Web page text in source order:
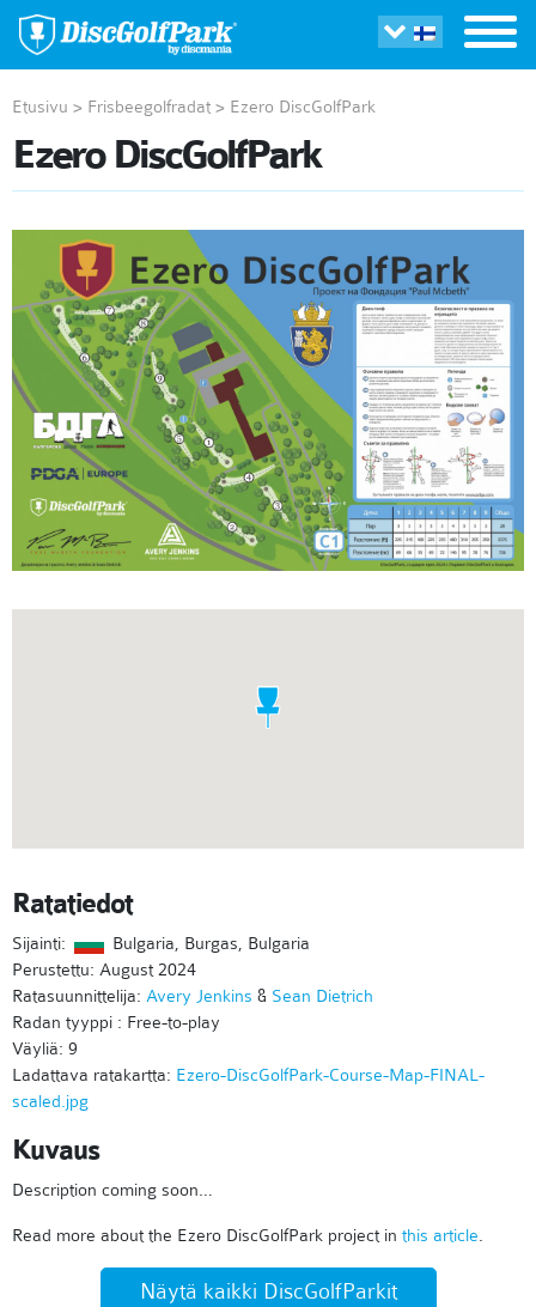
Etusivu > Frisbeegolfradat > Ezero DiscGolfPark
Ezero DiscGolfPark
Ratatiedot
Sijainti:
Bulgaria, Burgas, Bulgaria
Perustettu: August 2024
Ratasuunnittelija: Avery Jenkins & Sean Dietrich
Radan tyyppi : Free-to-play
Väyliä: 9
Ladattava ratakartta: Ezero-DiscGolfPark-Course-Map-FINAL-
scaled.jpg
Kuvaus
Description coming soon…
Read more about the Ezero DiscGolfPark project in this article.
Näytä kaikki DiscGolfParkit